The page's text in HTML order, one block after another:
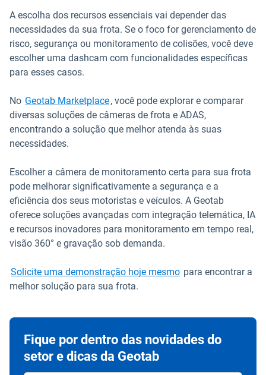
A escolha dos recursos essenciais vai depender das
necessidades da sua frota. Se o foco for gerenciamento de
risco, segurança ou monitoramento de colisões, você deve
escolher uma dashcam com funcionalidades específicas
para esses casos.
No Geotab MarketplaceAbrir em uma nova janela
, você pode explorar e comparar
diversas soluções de câmeras de frota e ADAS,
encontrando a solução que melhor atenda às suas
necessidades.
Escolher a câmera de monitoramento certa para sua frota
pode melhorar significativamente a segurança e a
eficiência dos seus motoristas e veículos. A Geotab
oferece soluções avançadas com integração telemática, IA
e recursos inovadores para monitoramento em tempo real,
visão 360° e gravação sob demanda.
Solicite uma demonstração hoje mesmo para encontrar a
melhor solução para sua frota.
Fique por dentro das novidades do
setor e dicas da Geotab